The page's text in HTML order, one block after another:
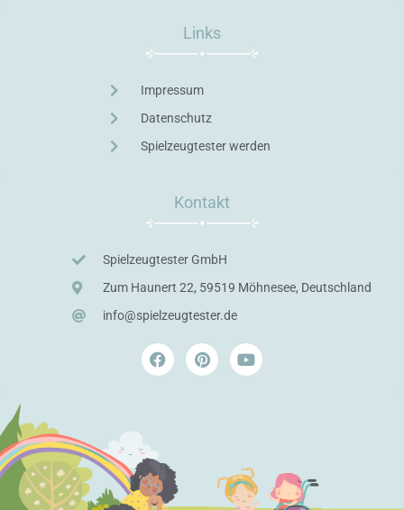
Links
Impressum
Datenschutz
Spielzeugtester werden
Kontakt
Spielzeugtester GmbH
Zum Haunert 22, 59519 Möhnesee, Deutschland
info@spielzeugtester.de
F
a
k
P
i
Y
o